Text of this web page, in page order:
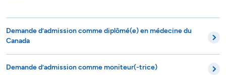
Demande d’admission comme diplômé(e) en médecine du
Canada
Demande d’admission comme moniteur(-trice)